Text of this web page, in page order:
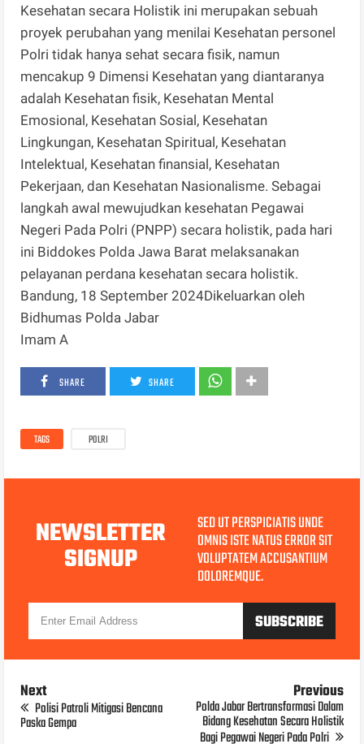
Kesehatan secara Holistik ini merupakan sebuah
proyek perubahan yang menilai Kesehatan personel
Polri tidak hanya sehat secara fisik, namun
mencakup 9 Dimensi Kesehatan yang diantaranya
adalah Kesehatan fisik, Kesehatan Mental
Emosional, Kesehatan Sosial, Kesehatan
Lingkungan, Kesehatan Spiritual, Kesehatan
Intelektual, Kesehatan finansial, Kesehatan
Pekerjaan, dan Kesehatan Nasionalisme. Sebagai
langkah awal mewujudkan kesehatan Pegawai
Negeri Pada Polri (PNPP) secara holistik, pada hari
ini Biddokes Polda Jawa Barat melaksanakan
pelayanan perdana kesehatan secara holistik.
Bandung, 18 September 2024Dikeluarkan oleh
Bidhumas Polda Jabar
Imam A
SHARE SHARE
TAGS POLRI
NEWSLETTER
SIGNUP
SED UT PERSPICIATIS UNDE
OMNIS ISTE NATUS ERROR SIT
VOLUPTATEM ACCUSANTIUM
DOLOREMQUE.
Next
Polisi Patroli Mitigasi Bencana
Paska Gempa
Previous
Polda Jabar Bertransformasi Dalam
Bidang Kesehatan Secara Holistik
Bagi Pegawai Negeri Pada Polri